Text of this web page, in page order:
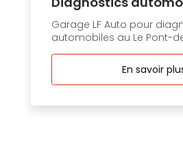
Garage LF Auto pour
automobiles au Le Pont-
En savoir